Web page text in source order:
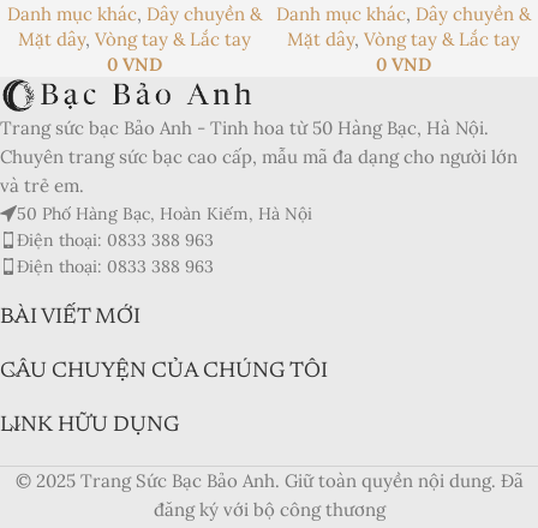
Danh mục khác, Dây chuyền &
Mặt dây, Vòng tay & Lắc tay
0 VND
Danh mục khác, Dây chuyền &
Mặt dây, Vòng tay & Lắc tay
0 VND
Trang sức bạc Bảo Anh - Tinh hoa từ 50 Hàng Bạc, Hà Nội.
Chuyên trang sức bạc cao cấp, mẫu mã đa dạng cho người lớn
và trẻ em.
50 Phố Hàng Bạc, Hoàn Kiếm, Hà Nội
Điện thoại: 0833 388 963
Điện thoại: 0833 388 963
BÀI VIẾT MỚI
CÂU CHUYỆN CỦA CHÚNG TÔI
LINK HỮU DỤNG
© 2025 Trang Sức Bạc Bảo Anh. Giữ toàn quyền nội dung. Đã
đăng ký với bộ công thương